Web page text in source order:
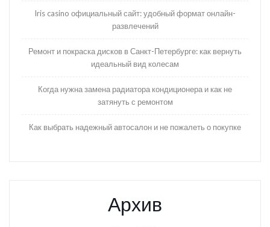
Iris casino официальный сайт: удобный формат онлайн-
развлечений
Ремонт и покраска дисков в Санкт-Петербурге: как вернуть
идеальный вид колесам
Когда нужна замена радиатора кондиционера и как не
затянуть с ремонтом
Как выбрать надежный автосалон и не пожалеть о покупке
Архив